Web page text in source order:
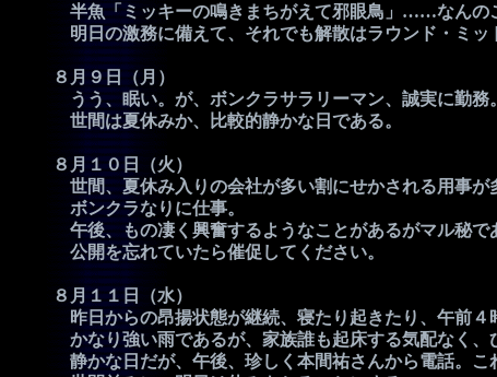
半魚「ミッキーの鳴きまちがえて邪眼鳥」……なんの
明日の激務に備えて、それでも解散はラウンド・ミッ
８月９日（月）
うう、眠い。が、ボンクラサラリーマン、誠実に勤務。
世間は夏休みか、比較的静かな日である。
８月１０日（火）
世間、夏休み入りの会社が多い割にせかされる用事が
ボンクラなりに仕事。
午後、もの凄く興奮するようなことがあるがマル秘で
公開を忘れていたら催促してください。
８月１１日（水）
昨日からの昂揚状態が継続、寝たり起きたり、午前４
かなり強い雨であるが、家族誰も起床する気配なく、
静かな日だが、午後、珍しく本間祐さんから電話。こ